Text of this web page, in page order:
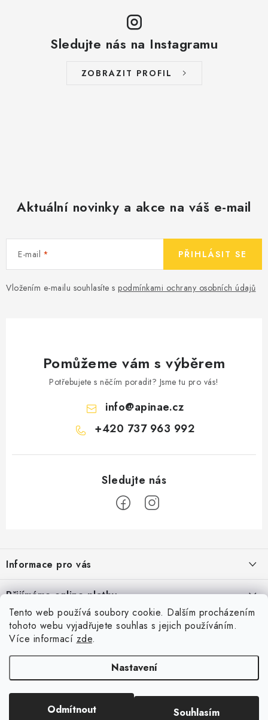
Tento web používá soubory cookie. Dalším procházením
tohoto webu vyjadřujete souhlas s jejich používáním.
Více informací zde.
Nastavení
Odmítnout Souhlasím
Sledujte nás na Instagramu
ZOBRAZIT PROFIL
Aktuální novinky a akce na váš e-mail
E-mail
Vložením e-mailu souhlasíte s podmínkami ochrany osobních údajů
PŘIHLÁSIT SE
Pomůžeme vám s výběrem
Potřebujete s něčím poradit? Jsme tu pro vás!
info@apinae.cz
+420 737 963 992
p
a
t
Informace pro vás
Časté dotazy
Obchodní podmínky
Podmínky ochrany osobních údajů
Prodávané značky
Napište nám
Přijímáme online platby
Facebook
Dotazník
nabídce?
Firemnímed BARTS Technologies
Copyright 2026Apinae Design . Všechna práva vyhrazena.